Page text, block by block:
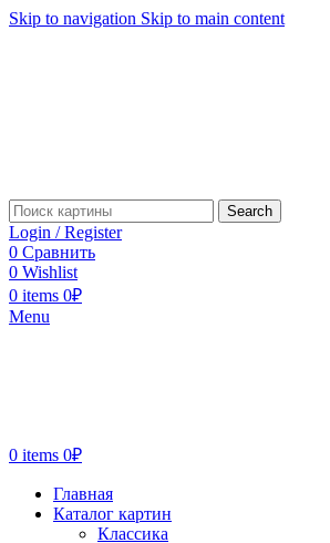
Skip to navigation Skip to main content
Search
Login / Register
0 Сравнить
0 Wishlist
0 items 0₽
Menu
0 items 0₽
Главная
Каталог картин
Классика